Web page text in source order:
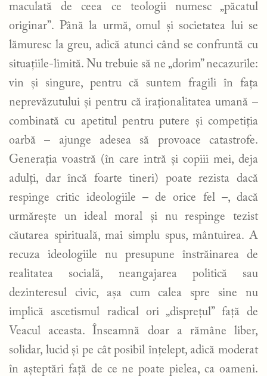
maculată de ceea ce teologii numesc „păcatul
originar”. Până la urmă, omul și societatea lui se
lămuresc la greu, adică atunci când se confruntă cu
situațiile-limită. Nu trebuie să ne „dorim” necazurile:
vin și singure, pentru că suntem fragili în fața
neprevăzutului și pentru că iraționalitatea umană –
combinată cu apetitul pentru putere și competiția
oarbă – ajunge adesea să provoace catastrofe.
Generația voastră (în care intră și copiii mei, deja
adulți, dar încă foarte tineri) poate rezista dacă
respinge critic ideologiile – de orice fel –, dacă
urmărește un ideal moral și nu respinge tezist
căutarea spirituală, mai simplu spus, mântuirea. A
recuza ideologiile nu presupune înstrăinarea de
realitatea socială, neangajarea politică sau
dezinteresul civic, așa cum calea spre sine nu
implică ascetismul radical ori „disprețul” față de
Veacul aceasta. Înseamnă doar a rămâne liber,
solidar, lucid și pe cât posibil înțelept, adică moderat
în așteptări față de ce ne poate pielea, ca oameni.